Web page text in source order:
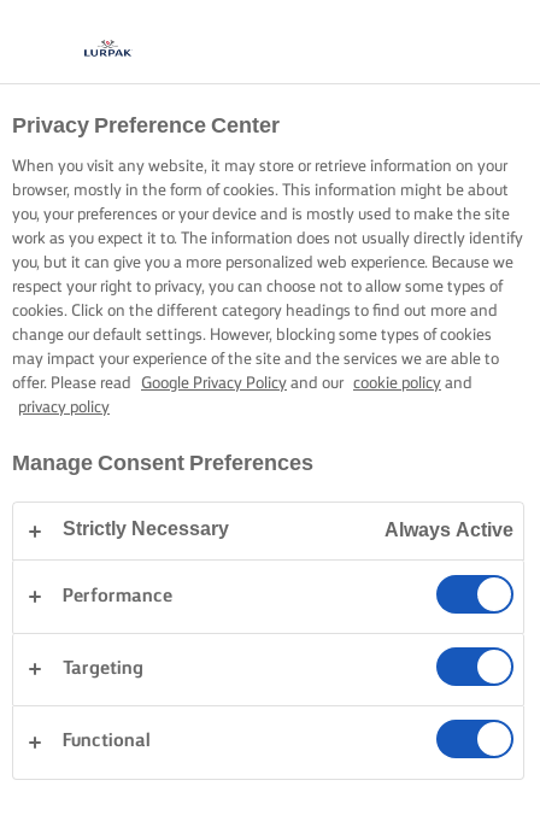
Privacy Preference Center
When you visit any website, it may store or retrieve information on your
browser, mostly in the form of cookies. This information might be about
you, your preferences or your device and is mostly used to make the site
work as you expect it to. The information does not usually directly identify
you, but it can give you a more personalized web experience. Because we
respect your right to privacy, you can choose not to allow some types of
cookies. Click on the different category headings to find out more and
change our default settings. However, blocking some types of cookies
may impact your experience of the site and the services we are able to
offer. Please read
Google Privacy Policy and our cookie policy and
privacy policy
Manage Consent Preferences
Strictly Necessary Always Active
Performance
Targeting
Functional